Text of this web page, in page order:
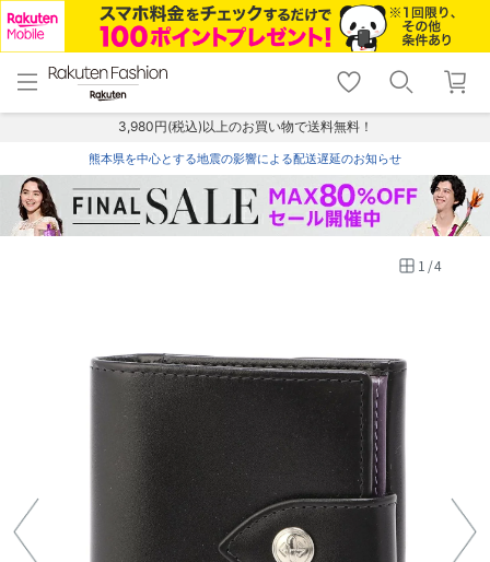
menu home
トップ
shopping_cart lock_outline
ログイン
3,980円(税込)以上のお買い物で送料無料！
熊本県を中心とする地震の影響による配送遅延のお知らせ
1 /4